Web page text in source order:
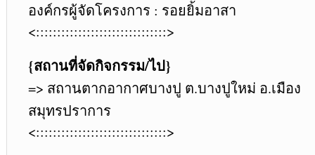
องค์กรผู้จัดโครงการ : รอยยิ้มอาสา
<:::::::::::::::::::::::::::::::>
{สถานที่จัดกิจกรรม/ไป}
=> สถานตากอากาศบางปู ต.บางปูใหม่ อ.เมือง
สมุทรปราการ
<:::::::::::::::::::::::::::::::>